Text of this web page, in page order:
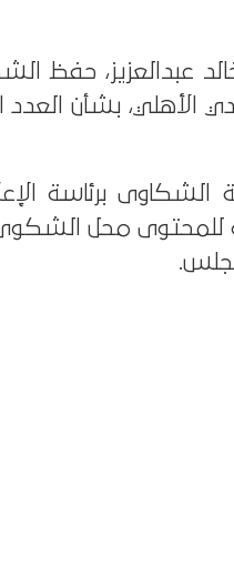
عبدالعزيز، حفظ
الأهلي، بشأن العدد
الشكاوى برئاسة
للمحتوى محل